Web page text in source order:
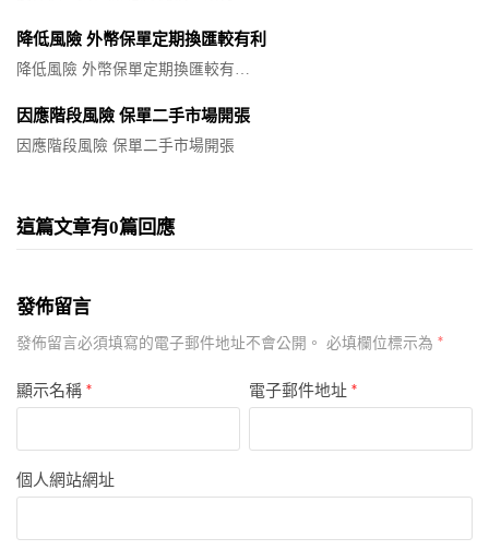
降低風險 外幣保單定期換匯較有利
降低風險 外幣保單定期換匯較有…
因應階段風險 保單二手市場開張
因應階段風險 保單二手市場開張
這篇文章有0篇回應
發佈留言
發佈留言必須填寫的電子郵件地址不會公開。 必填欄位標示為 *
顯示名稱 * 電子郵件地址*
個人網站網址